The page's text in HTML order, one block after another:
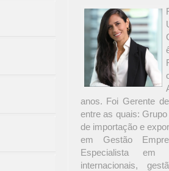
anos. Foi Gerente
entre as quais:
de importação e
em Gestão
Especialista em
internacionais,